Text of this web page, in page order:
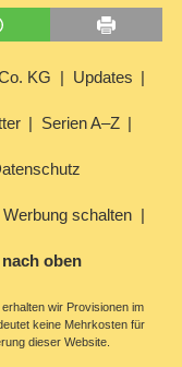
KG Updates
Serien A–Z
Werbung schalten
oben
wir Provisionen im
keine Mehrkosten für
dieser Website.